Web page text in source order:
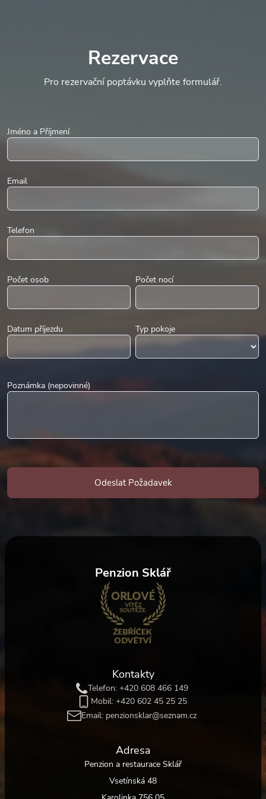
Rezervace
Pro rezervační poptávku vyplňte formulář.
Jméno a Příjmení
Email
Telefon
Počet osob Počet nocí
Datum příjezdu Typ pokoje
Poznámka (nepovinné)
Odeslat Požadavek
Penzion Sklář
Kontakty
Telefon: +420 608 466 149
Mobil: +420 602 45 25 25
Email: penzionsklar@seznam.cz
Adresa
Penzion a restaurace Sklář
Vsetínská 48